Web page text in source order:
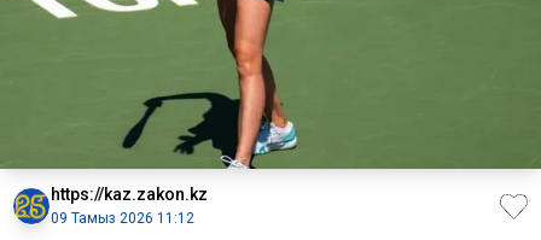
https://kaz.zakon.kz
09 Тамыз 2026 11:12